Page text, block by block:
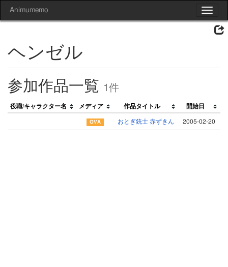
Toggle
Animumemo
ヘンゼル
参加作品一覧 1件
役職/キャラクター名 メディア 作品タイトル 開始日
おとぎ銃士 赤ずきん 2005-02-20